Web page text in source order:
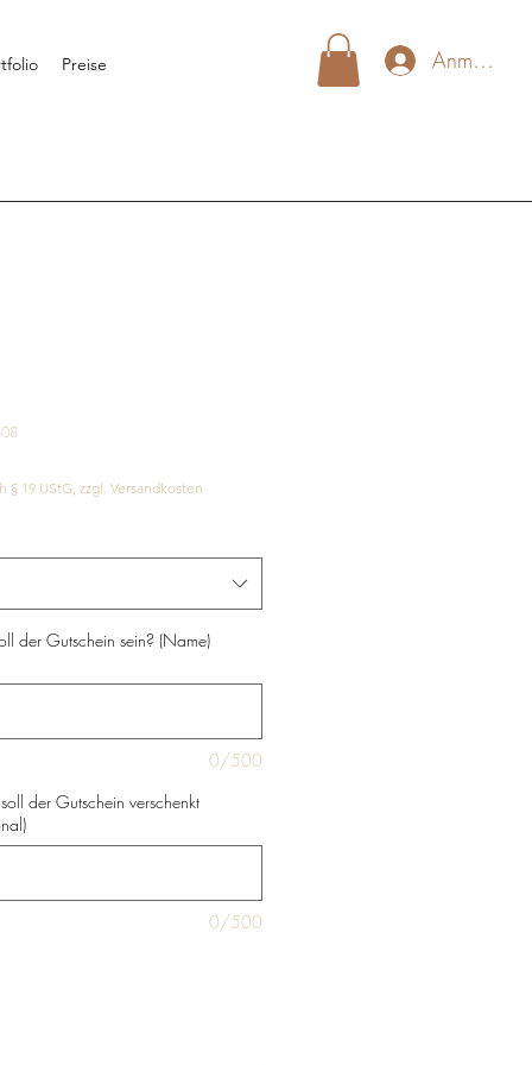
Preise Anmelden
der Gutschein sein? (Name)
0/500
der Gutschein verschenkt
0/500
19 UStG, zzgl. Versandkosten